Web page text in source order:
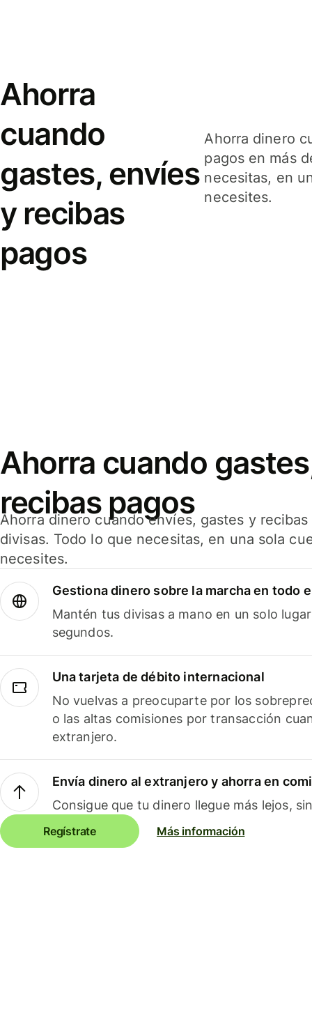
Ahorra
cuando
gastes, envíes
y recibas
pagos
Ahorra dinero
pagos en más
necesitas, en
necesites.
Ahorra cuando
recibas pagos
Ahorra dinero cuando envíes, gastes y
divisas. Todo lo que necesitas, en una sola
necesites.
Gestiona dinero sobre la marcha en todo
Mantén tus divisas a mano en un solo
segundos.
Una tarjeta de débito internacional
No vuelvas a preocuparte por los
o las altas comisiones por transacción
extranjero.
Envía dinero al extranjero y ahorra en
Consigue que tu dinero llegue más lejos,
Regístrate Más información